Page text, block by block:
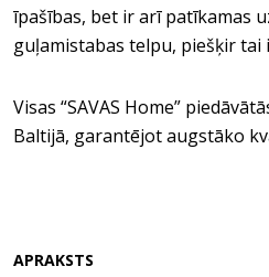
īpašības, bet ir arī patīkamas
guļamistabas telpu, piešķir tai
Visas “SAVAS Home”
Baltijā, garantējot augstāko
APRAKSTS